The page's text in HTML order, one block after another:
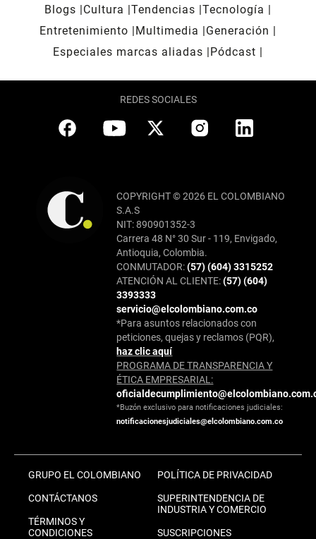
Blogs
Cultura Tendencias Tecnología
Entretenimiento
Multimedia
Generación
Especiales marcas aliadas
Pódcast
REDES SOCIALES
COPYRIGHT © 2026 EL COLOMBIANO
S.A.S
NIT: 890901352-3
Carrera 48 N° 30 Sur - 119, Envigado,
Antioquia, Colombia.
CONMUTADOR:(57) (604) 3315252
ATENCIÓN AL CLIENTE:(57) (604)
3393333
servicio@elcolombiano.com.co
*Para asuntos relacionados con
peticiones, quejas y reclamos (PQR),
haz clic aquí
PROGRAMA DE TRANSPARENCIA Y
ÉTICA EMPRESARIAL:
*Buzón exclusivo para notificaciones judiciales:
notificacionesjudiciales@elcolombiano.com.co
GRUPO EL COLOMBIANO
CONTÁCTANOS
TÉRMINOS Y
CONDICIONES
POLÍTICA DE PRIVACIDAD
SUPERINTENDENCIA DE
INDUSTRIA Y COMERCIO
SUSCRIPCIONES